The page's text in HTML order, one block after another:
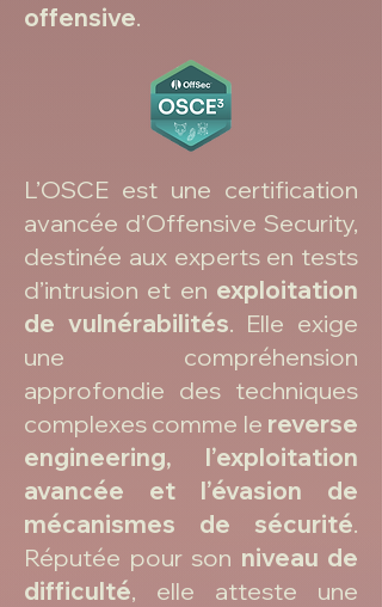
offensive.
L’OSCE est une certification
avancée d’Offensive Security,
destinée aux experts en tests
d’intrusion et en exploitation
de vulnérabilités. Elle exige
une compréhension
approfondie des techniques
complexes comme le reverse
engineering, l’exploitation
avancée et l’évasion de
mécanismes de sécurité.
Réputée pour son niveau de
difficulté, elle atteste une